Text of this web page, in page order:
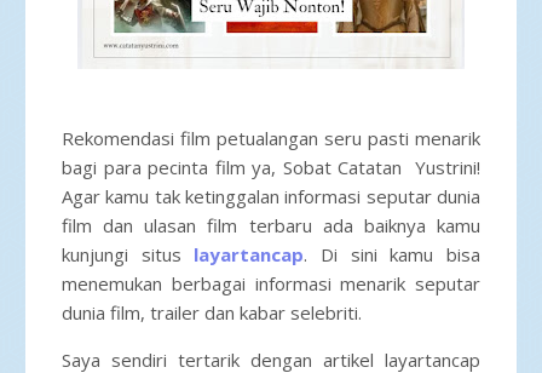
Rekomendasi film petualangan seru pasti menarik
bagi para pecinta film ya, Sobat Catatan Yustrini!
Agar kamu tak ketinggalan informasi seputar dunia
film dan ulasan film terbaru ada baiknya kamu
kunjungi situs layartancap. Di sini kamu bisa
menemukan berbagai informasi menarik seputar
dunia film, trailer dan kabar selebriti.
Saya sendiri tertarik dengan artikel layartancap